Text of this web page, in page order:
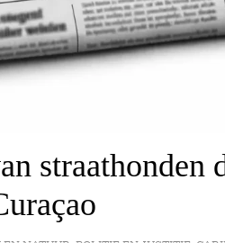
straathonden